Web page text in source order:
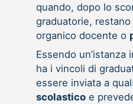
quando, dopo lo
graduatorie,
organico docente o
Essendo un’istanza
ha i vincoli di
essere inviata a
scolasticoe